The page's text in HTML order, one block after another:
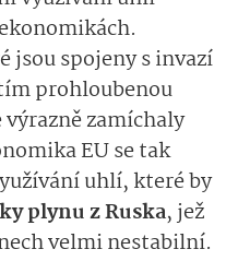
jsou spojeny s invazí
prohloubenou
zamíchaly
EU se tak
uhlí, které by
plynu z Ruska, jež
velmi nestabilní.